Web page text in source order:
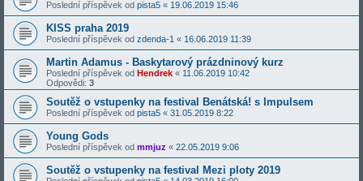
Poslední příspěvek od pista5 « 19.06.2019 15:46
KISS praha 2019
Poslední příspěvek od zdenda-1 « 16.06.2019 11:39
Martin Adamus - Baskytarový prázdninový kurz
Poslední příspěvek od Hendrek « 11.06.2019 10:42
Odpovědi: 3
Soutěž o vstupenky na festival Benátská! s Impulsem
Poslední příspěvek od pista5 « 31.05.2019 8:22
Young Gods
Poslední příspěvek od mmjuz « 22.05.2019 9:06
Soutěž o vstupenky na festival Mezi ploty 2019